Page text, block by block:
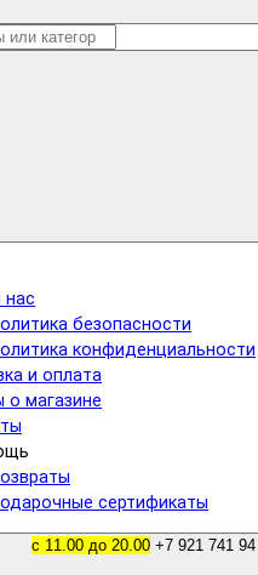
нас
безопасности
конфиденциальности
и оплата
о магазине
сертификаты
с 11.00 до 20.00